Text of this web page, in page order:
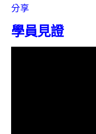
分享
學員見證